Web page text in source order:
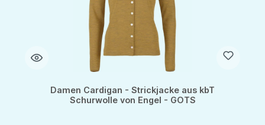
Damen Cardigan - Strickjacke aus kbT
Schurwolle von Engel - GOTS